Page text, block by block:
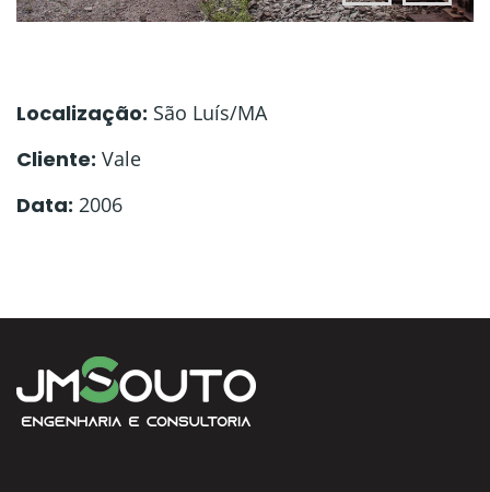
Localização: São Luís/MA
Cliente: Vale
Data: 2006